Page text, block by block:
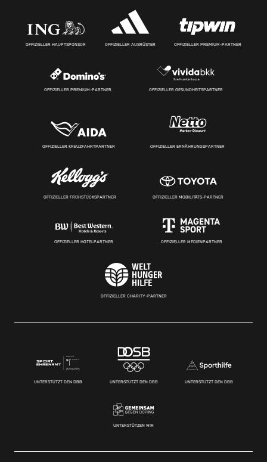
OFFIZIELLER HAUPTSPONSOR OFFIZIELLER AUSRÜSTER OFFIZIELLER PREMIUM-PARTNER
OFFIZIELLER PREMIUM-PARTNER OFFIZIELLER GESUNDHEITSPARTNER
OFFIZIELLER KREUZFAHRTPARTNER OFFIZIELLER ERNÄHRUNGSPARTNER
OFFIZIELLER FRÜHSTÜCKSPARTNER OFFIZIELLER MOBILITÄTS-PARTNER
OFFIZIELLER HOTELPARTNER OFFIZIELLER MEDIENPARTNER
OFFIZIELLER CHARITY-PARTNER
UNTERSTÜTZT DEN DBB UNTERSTÜTZT DEN DBB UNTERSTÜTZT DEN DBB
UNTERSTÜTZEN WIR